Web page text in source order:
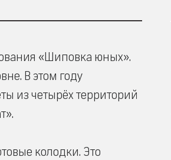
«Шиповка юных».
В этом году
из четырёх территорий
колодки. Это